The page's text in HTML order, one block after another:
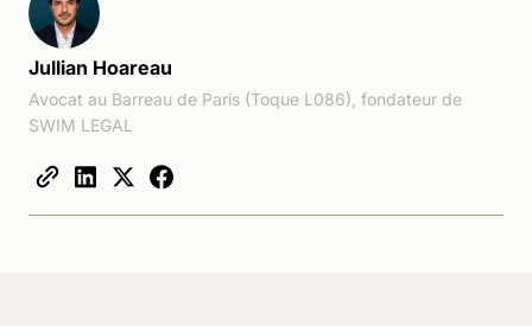
Jullian Hoareau
Avocat au Barreau de Paris (Toque L086), fondateur de
SWIM LEGAL